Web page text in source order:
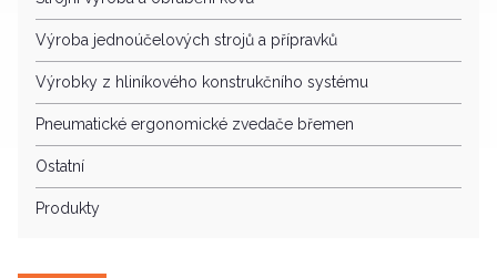
Výroba jednoúčelových strojů a přípravků
Výrobky z hliníkového konstrukčního systému
Pneumatické ergonomické zvedače břemen
Ostatní
Produkty